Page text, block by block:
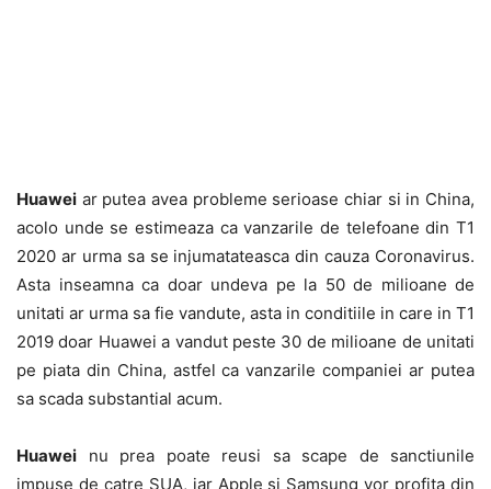
Huawei ar putea avea probleme serioase chiar si in China,
acolo unde se estimeaza ca vanzarile de telefoane din T1
2020 ar urma sa se injumatateasca din cauza Coronavirus.
Asta inseamna ca doar undeva pe la 50 de milioane de
unitati ar urma sa fie vandute, asta in conditiile in care in T1
2019 doar Huawei a vandut peste 30 de milioane de unitati
pe piata din China, astfel ca vanzarile companiei ar putea
sa scada substantial acum.
Huawei nu prea poate reusi sa scape de sanctiunile
impuse de catre SUA, iar Apple si Samsung vor profita din